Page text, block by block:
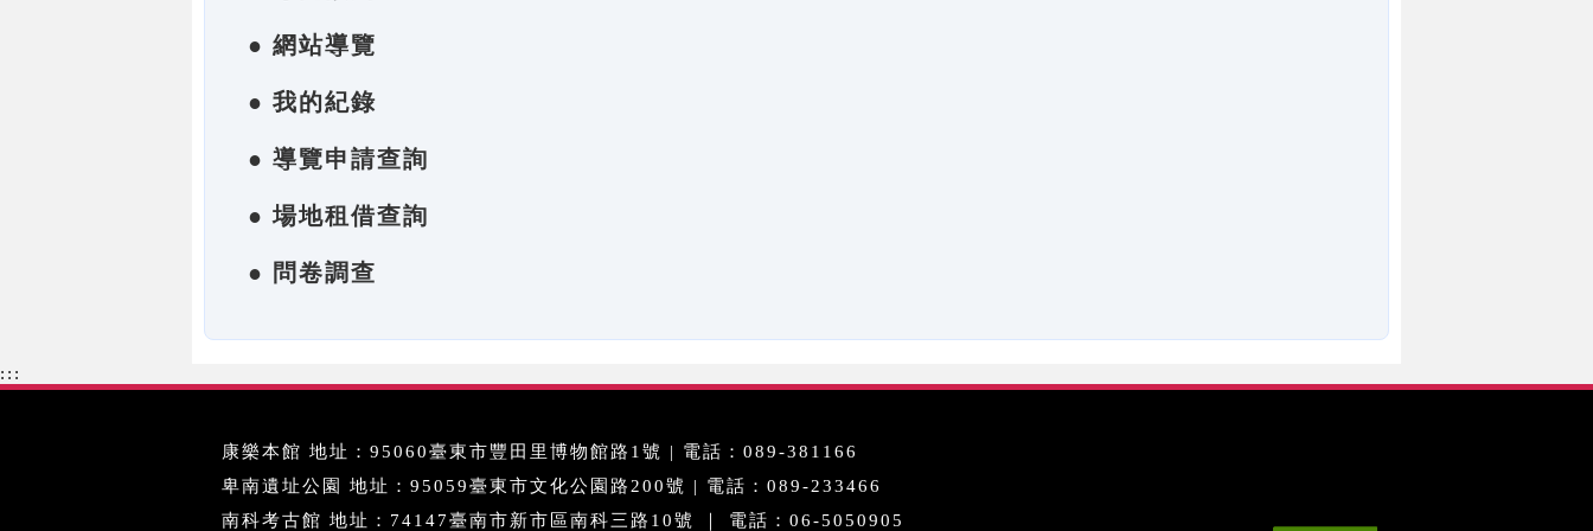
● 網站導覽
● 我的紀錄
● 導覽申請查詢
● 場地租借查詢
● 問卷調查
:::
康樂本館 地址：95060臺東市豐田里博物館路1號 | 電話：089-381166
卑南遺址公園 地址：95059臺東市文化公園路200號 | 電話：089-233466
南科考古館 地址：74147臺南市新市區南科三路10號 ｜ 電話：06-5050905